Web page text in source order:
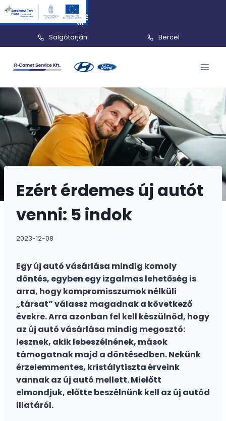
Salgótarján Bercel
Ezért érdemes új autót
venni: 5 indok
2023-12-08
Egy új autó vásárlása mindig komoly
döntés, egyben egy izgalmas lehetőség is
arra, hogy kompromisszumok nélküli
„társat” válassz magadnak a következő
évekre. Arra azonban fel kell készülnöd, hogy
az új autó vásárlása mindig megosztó:
lesznek, akik lebeszélnének, mások
támogatnak majd a döntésedben. Nekünk
érzelemmentes, kristálytiszta érveink
vannak az új autó mellett. Mielőtt
elmondjuk, előtte beszélnünk kell az új autód
illatáról.